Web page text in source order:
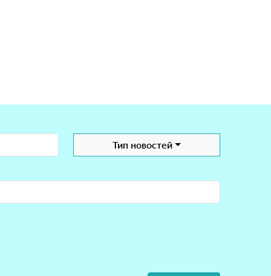
Тип новостей